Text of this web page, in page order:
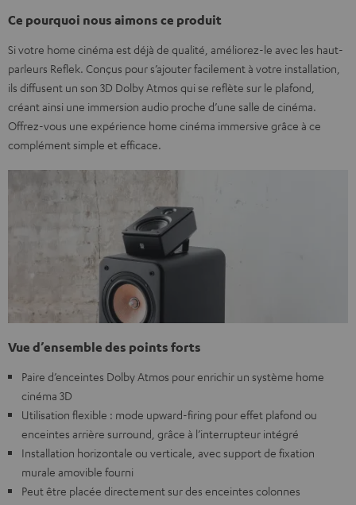
Ce pourquoi nous aimons ce produit
Si votre home cinéma est déjà de qualité, améliorez-le avec les haut-
parleurs Reflek. Conçus pour s’ajouter facilement à votre installation,
ils diffusent un son 3D Dolby Atmos qui se reflète sur le plafond,
créant ainsi une immersion audio proche d’une salle de cinéma.
Offrez-vous une expérience home cinéma immersive grâce à ce
complément simple et efficace.
Vue d’ensemble des points forts
Paire d’enceintes Dolby Atmos pour enrichir un système home
cinéma 3D
Utilisation flexible : mode upward-firing pour effet plafond ou
enceintes arrière surround, grâce à l’interrupteur intégré
Installation horizontale ou verticale, avec support de fixation
murale amovible fourni
Peut être placée directement sur des enceintes colonnes